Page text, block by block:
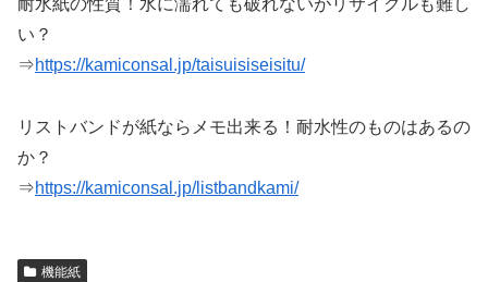
耐水紙の性質！水に濡れても破れないがリサイクルも難し
い？
⇒https://kamiconsal.jp/taisuisiseisitu/
リストバンドが紙ならメモ出来る！耐水性のものはあるの
か？
⇒https://kamiconsal.jp/listbandkami/
機能紙